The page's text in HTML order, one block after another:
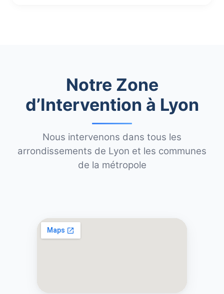
Notre Zone
d’Intervention à Lyon
Nous intervenons dans tous les
arrondissements de Lyon et les communes
de la métropole